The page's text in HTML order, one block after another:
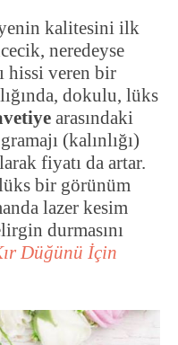
kalitesini ilk
neredeyse
hissi veren bir
dokulu, lüks
arasındaki
(kalınlığı)
fiyatı da artar.
bir görünüm
lazer kesim
durmasını
Düğünü İçin